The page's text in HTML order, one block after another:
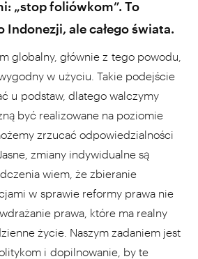
„stop foliówkom”. To
ale całego świata.
globalny, głównie z tego powodu,
w użyciu. Takie podejście
u podstaw, dlatego walczymy
być realizowane na poziomie
zrzucać odpowiedzialności
zmiany indywidualne są
wiem, że zbieranie
w sprawie reformy prawa nie
prawa, które ma realny
życie. Naszym zadaniem jest
i dopilnowanie, by te